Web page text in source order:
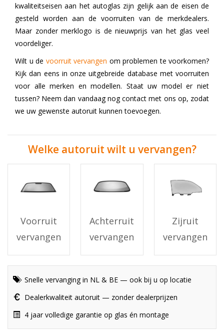
kwaliteitseisen aan het autoglas zijn gelijk aan de eisen de
gesteld worden aan de voorruiten van de merkdealers.
Maar zonder merklogo is de nieuwprijs van het glas veel
voordeliger.
Wilt u de voorruit vervangen om problemen te voorkomen?
Kijk dan eens in onze uitgebreide database met voorruiten
voor alle merken en modellen. Staat uw model er niet
tussen? Neem dan vandaag nog contact met ons op, zodat
we uw gewenste autoruit kunnen toevoegen.
Welke autoruit wilt u vervangen?
Voorruit
vervangen
Achterruit
vervangen
Zijruit
vervangen
Snelle vervanging in NL & BE — ook bij u op locatie
Dealerkwaliteit autoruit — zonder dealerprijzen
4 jaar volledige garantie op glas én montage